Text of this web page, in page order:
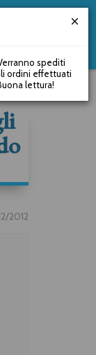
2012
spediti
ordini effettuati
lettura!